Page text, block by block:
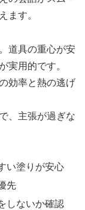
ます。
道具の重心が安
実用的です。
効率と熱の逃げ
、主張が過ぎな
い塗りが安心
先
しないか確認